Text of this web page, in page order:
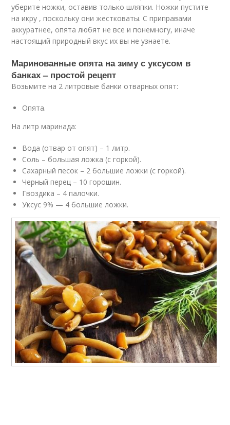
уберите ножки, оставив только шляпки. Ножки пустите
на икру , поскольку они жестковаты. С приправами
аккуратнее, опята любят не все и понемногу, иначе
настоящий природный вкус их вы не узнаете.
Маринованные опята на зиму с уксусом в
банках – простой рецепт
Возьмите на 2 литровые банки отварных опят:
Опята.
На литр маринада:
Вода (отвар от опят) – 1 литр.
Соль – большая ложка (с горкой).
Сахарный песок – 2 большие ложки (с горкой).
Черный перец – 10 горошин.
Гвоздика – 4 палочки.
Уксус 9% — 4 большие ложки.